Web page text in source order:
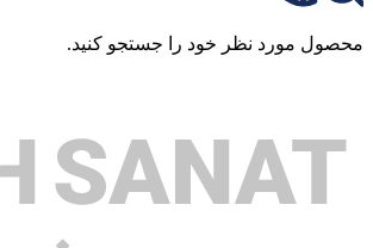
محصول مورد نظر خود را جستجو کنید.